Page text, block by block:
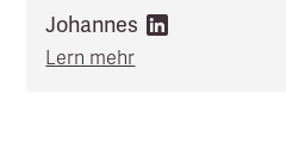
Johannes
Lern mehr